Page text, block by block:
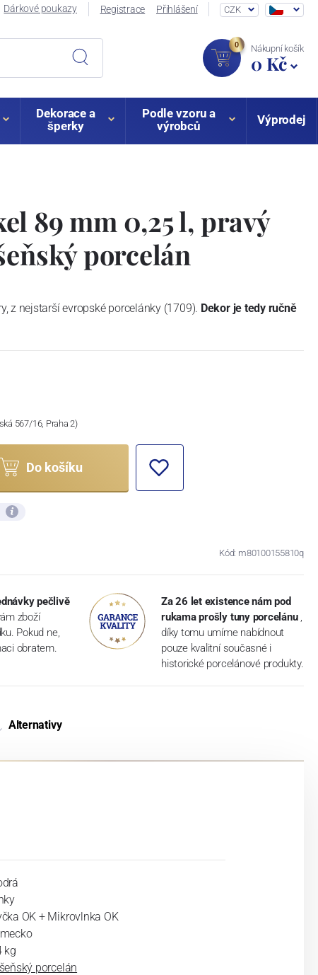
Dárkové poukazy Registrace Přihlášení CZK
0 Nákupní košík
0 Kč
Dekorace a
šperky
Podle vzoru a
výrobců
Výprodej
89 mm 0,25 l, pravý
porcelán
z nejstarší evropské porcelánky (1709). Dekor je tedy ručně
567/16, Praha 2)
Do košíku
Kód: m80100155810q
pečlivě
zboží
Pokud ne,
obratem.
Za 26 let existence nám pod
rukama prošly tuny porcelánu ,
díky tomu umíme nabídnout
pouze kvalitní současné i
historické porcelánové produkty.
Alternativy
OK + Mikrovlnka OK
kg
porcelán